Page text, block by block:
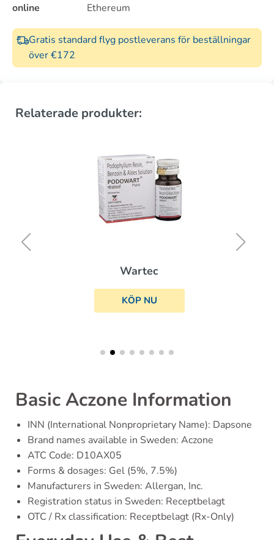
online
Ethereum
Gratis standard flyg postleverans för beställningar
över €172
Relaterade produkter:
Wartec
KÖP NU
Basic Aczone Information
INN (International Nonproprietary Name): Dapsone
Brand names available in Sweden: Aczone
ATC Code: D10AX05
Forms & dosages: Gel (5%, 7.5%)
Manufacturers in Sweden: Allergan, Inc.
Registration status in Sweden: Receptbelagt
OTC / Rx classification: Receptbelagt (Rx-Only)